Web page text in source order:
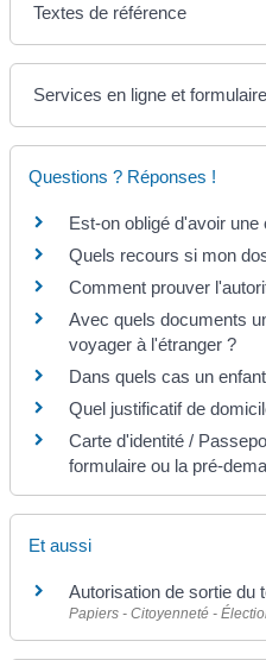
Textes de référence
Services en ligne et
Questions ? Réponses !
Est-on obligé d'avoir une
Quels recours si mon
Comment prouver
Avec quels documents
voyager à l'étranger ?
Dans quels cas un
Quel justificatif de
Carte d'identité /
formulaire ou la pré-
Et aussi
Autorisation de sortie du
Papiers - Citoyenneté -